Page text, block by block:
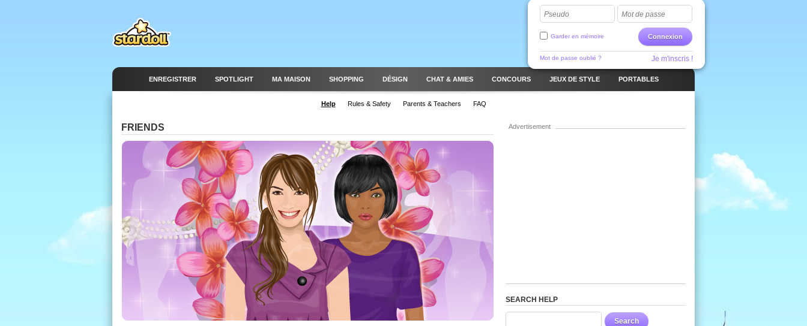
Pseudo Mot de passe
Connexion
Garder en mémoire
Mot de passe oublié ? Je m'inscris !
ENREGISTRER SPOTLIGHT MA MAISON SHOPPING DÉSIGN CHAT & AMIES CONCOURS JEUX DE STYLE PORTABLES
Help Rules & Safety Parents & Teachers FAQ
FRIENDS Advertisement
SEARCH HELP
Search